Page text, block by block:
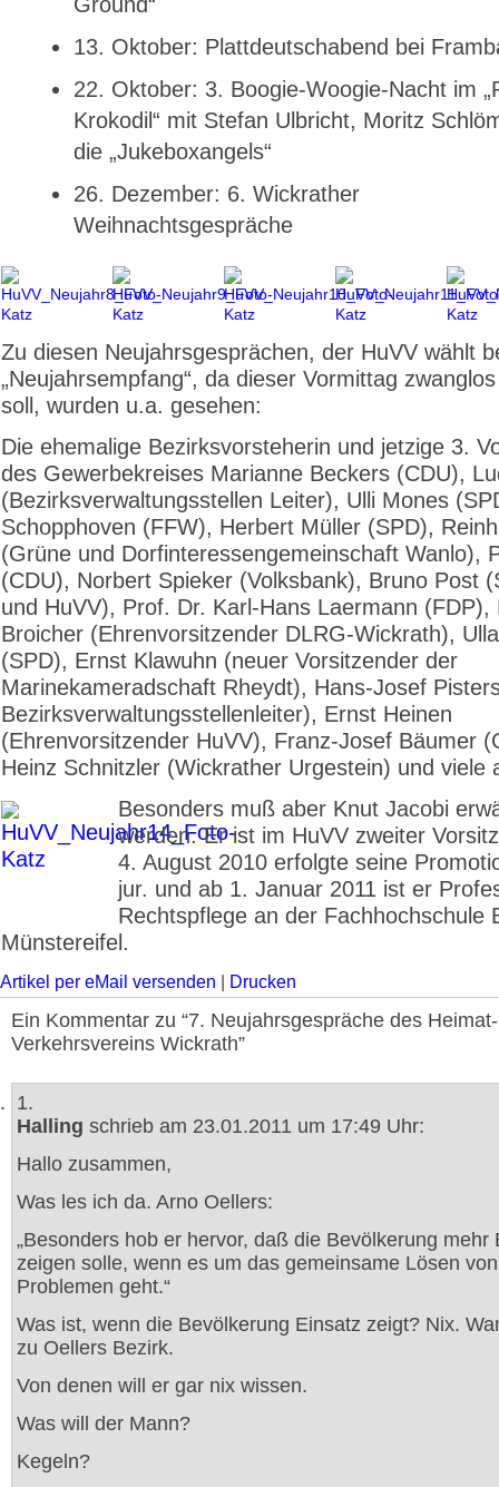
13. Oktober: Plattdeutschabend bei
22. Oktober: 3. Boogie-Woogie-Nacht im
Krokodil“ mit Stefan Ulbricht, Moritz
die „Jukeboxangels“
26. Dezember: 6. Wickrather
Weihnachtsgespräche
Zu diesen Neujahrsgesprächen, der HuVV wählt
„Neujahrsempfang“, da dieser Vormittag
soll, wurden u.a. gesehen:
Die ehemalige Bezirksvorsteherin und jetzige 3.
des Gewerbekreises Marianne Beckers (CDU),
(Bezirksverwaltungsstellen Leiter), Ulli Mones
Schopphoven (FFW), Herbert Müller (SPD),
(Grüne und Dorfinteressengemeinschaft Wanlo),
(CDU), Norbert Spieker (Volksbank), Bruno Post
und HuVV), Prof. Dr. Karl-Hans Laermann (FDP),
Broicher (Ehrenvorsitzender DLRG-Wickrath),
(SPD), Ernst Klawuhn (neuer Vorsitzender der
Marinekameradschaft Rheydt), Hans-Josef
Bezirksverwaltungsstellenleiter), Ernst Heinen
(Ehrenvorsitzender HuVV), Franz-Josef Bäumer
Heinz Schnitzler (Wickrather Urgestein) und viele
Besonders muß aber Knut Jacobi
werden. Er ist im HuVV zweiter
4. August 2010 erfolgte seine
jur. und ab 1. Januar 2011 ist er
Rechtspflege an der Fachhochschule
Münstereifel.
Artikel per eMail versenden Drucken
Ein Kommentar zu “7. Neujahrsgespräche des
Verkehrsvereins Wickrath”
1.
Halling schrieb am 23.01.2011 um 17:49 Uhr:
Hallo zusammen,
Was les ich da. Arno Oellers:
„Besonders hob er hervor, daß die Bevölkerung mehr
zeigen solle, wenn es um das gemeinsame Lösen von
Problemen geht.“
Was ist, wenn die Bevölkerung Einsatz zeigt? Nix.
zu Oellers Bezirk.
Von denen will er gar nix wissen.
Was will der Mann?
Kegeln?